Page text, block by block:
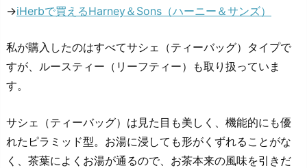
→iHerbで買えるHarney＆Sons（ハーニー＆サンズ）
私が購入したのはすべてサシェ（ティーバッグ）タイプで
すが、ルースティー（リーフティー）も取り扱っていま
す。
サシェ（ティーバッグ）は見た目も美しく、機能的にも優
れたピラミッド型。お湯に浸しても形がくずれることがな
く、茶葉によくお湯が通るので、お茶本来の風味を引きだ